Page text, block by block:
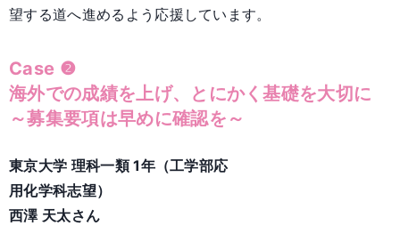
望する道へ進めるよう応援しています。
Case ❷
海外での成績を上げ、とにかく基礎を大切に
～募集要項は早めに確認を～
東京大学 理科一類 1年（工学部応
用化学科志望）
西澤 天太さん